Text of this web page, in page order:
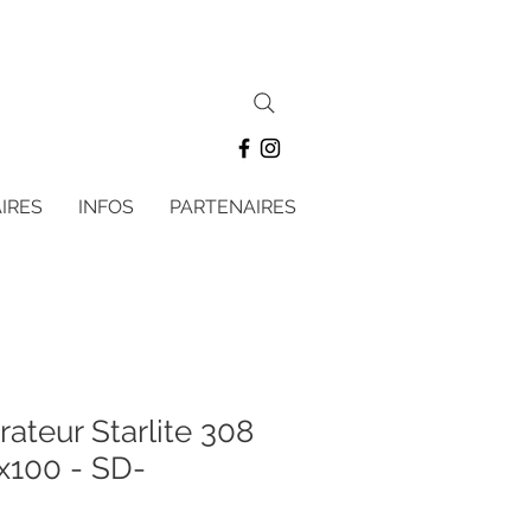
INFOS PARTENAIRES
Starlite 308
- SD-